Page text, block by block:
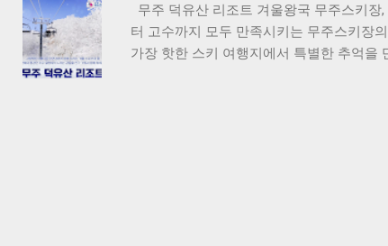
부금액이 표시됩니다. 여러 대의 차량을
제 ...
무주 덕유산 리조트 겨울왕국 무주스키
터 고수까지 모두 만족시키는 무주스키장
가장 핫한 스키 여행지에서 특별한 추억을
코스로 나뉩니다. 오전 9시 첫 리프트 운